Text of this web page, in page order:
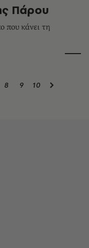
Πάρου
που κάνει τη
8 9 10